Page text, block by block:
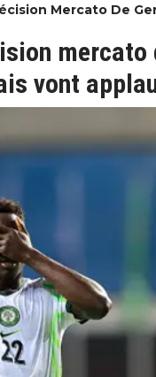
Mercato De
mercato
vont